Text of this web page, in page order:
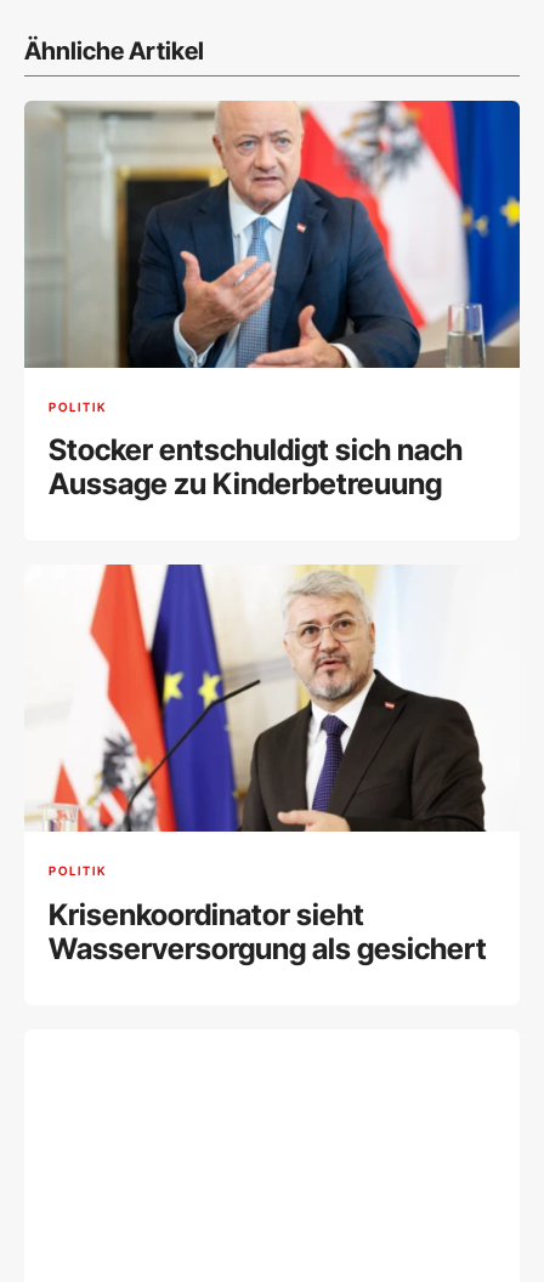
Ähnliche Artikel
POLITIK
Stocker entschuldigt sich nach
Aussage zu Kinderbetreuung
POLITIK
Krisenkoordinator sieht
Wasserversorgung als gesichert